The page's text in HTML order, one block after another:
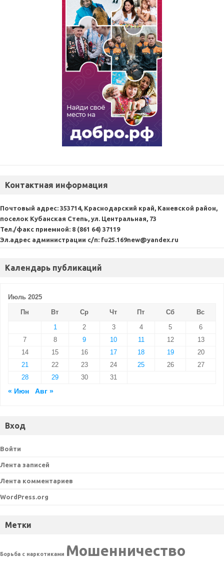
Контактная информация
Почтовый адрес: 353714, Краснодарский край, Каневской район,
поселок Кубанская Степь, ул. Центральная, 73
Тел./факс приемной: 8 (861 64) 37119
Эл.адрес администрации с/п: fu25.169new@yandex.ru
Календарь публикаций
Июль 2025
Пн
Вт Ср Чт Пт Сб
Вс
1
2 3 4 5
6
7
8 9 10 11 12
13
14
15 16 17 18 19
20
21
22 23 24 25 26
27
28
29 30
31
« Июн
Авг »
Вход
Войти
Лента записей
Лента комментариев
WordPress.org
Метки
Борьба с наркотиками Мошенничество